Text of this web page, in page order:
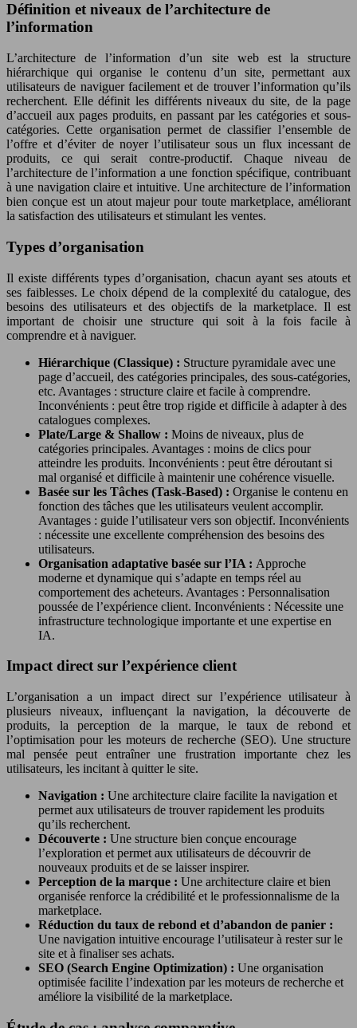
Définition et niveaux de l’architecture de
l’information
L’architecture de l’information d’un site web est la structure
hiérarchique qui organise le contenu d’un site, permettant aux
utilisateurs de naviguer facilement et de trouver l’information qu’ils
recherchent. Elle définit les différents niveaux du site, de la page
d’accueil aux pages produits, en passant par les catégories et sous-
catégories. Cette organisation permet de classifier l’ensemble de
l’offre et d’éviter de noyer l’utilisateur sous un flux incessant de
produits, ce qui serait contre-productif. Chaque niveau de
l’architecture de l’information a une fonction spécifique, contribuant
à une navigation claire et intuitive. Une architecture de l’information
bien conçue est un atout majeur pour toute marketplace, améliorant
la satisfaction des utilisateurs et stimulant les ventes.
Types d’organisation
Il existe différents types d’organisation, chacun ayant ses atouts et
ses faiblesses. Le choix dépend de la complexité du catalogue, des
besoins des utilisateurs et des objectifs de la marketplace. Il est
important de choisir une structure qui soit à la fois facile à
comprendre et à naviguer.
Hiérarchique (Classique) : Structure pyramidale avec une
page d’accueil, des catégories principales, des sous-catégories,
etc. Avantages : structure claire et facile à comprendre.
Inconvénients : peut être trop rigide et difficile à adapter à des
catalogues complexes.
Plate/Large & Shallow : Moins de niveaux, plus de
catégories principales. Avantages : moins de clics pour
atteindre les produits. Inconvénients : peut être déroutant si
mal organisé et difficile à maintenir une cohérence visuelle.
Basée sur les Tâches (Task-Based) : Organise le contenu en
fonction des tâches que les utilisateurs veulent accomplir.
Avantages : guide l’utilisateur vers son objectif. Inconvénients
: nécessite une excellente compréhension des besoins des
utilisateurs.
Organisation adaptative basée sur l’IA : Approche
moderne et dynamique qui s’adapte en temps réel au
comportement des acheteurs. Avantages : Personnalisation
poussée de l’expérience client. Inconvénients : Nécessite une
infrastructure technologique importante et une expertise en
IA.
Impact direct sur l’expérience client
L’organisation a un impact direct sur l’expérience utilisateur à
plusieurs niveaux, influençant la navigation, la découverte de
produits, la perception de la marque, le taux de rebond et
l’optimisation pour les moteurs de recherche (SEO). Une structure
mal pensée peut entraîner une frustration importante chez les
utilisateurs, les incitant à quitter le site.
Navigation : Une architecture claire facilite la navigation et
permet aux utilisateurs de trouver rapidement les produits
qu’ils recherchent.
Découverte : Une structure bien conçue encourage
l’exploration et permet aux utilisateurs de découvrir de
nouveaux produits et de se laisser inspirer.
Perception de la marque : Une architecture claire et bien
organisée renforce la crédibilité et le professionnalisme de la
marketplace.
Réduction du taux de rebond et d’abandon de panier :
Une navigation intuitive encourage l’utilisateur à rester sur le
site et à finaliser ses achats.
SEO (Search Engine Optimization) : Une organisation
optimisée facilite l’indexation par les moteurs de recherche et
améliore la visibilité de la marketplace.